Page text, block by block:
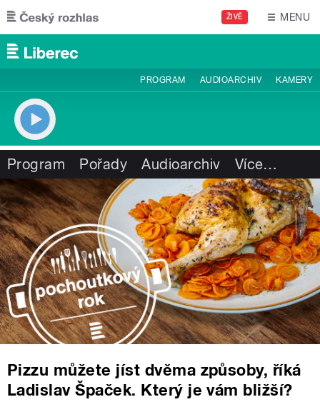
Přejít k hlavnímu obsahu
ŽIVĚ MENU
PROGRAM AUDIOARCHIV KAMERY
Program Pořady Audioarchiv Více…
Pizzu můžete jíst dvěma způsoby, říká
Ladislav Špaček. Který je vám bližší?